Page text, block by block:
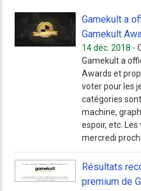
Gamekult a
Gamekult
14 déc. 2018 -
Gamekult a
Awards et
voter pour les
catégories
machine,
espoir, etc.
mercredi
Résultats
premium de